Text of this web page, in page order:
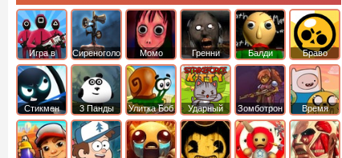
Игра в
Кальмара
Сиреноголовый Момо Гренни Балди
Браво
Старс
Стикмен 3 Панды Улитка Боб
Ударный
отряд котят
Зомботрон
Время
Приключений